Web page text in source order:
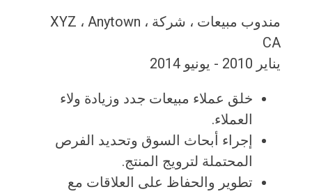
مندوب مبيعات ، شركة XYZ ، Anytown ،
CA
يناير 2010 - يونيو 2014
خلق عملاء مبيعات جدد وزيادة ولاء
العملاء.
إجراء أبحاث السوق وتحديد الفرص
المحتملة لترويج المنتج.
تطوير والحفاظ على العلاقات مع